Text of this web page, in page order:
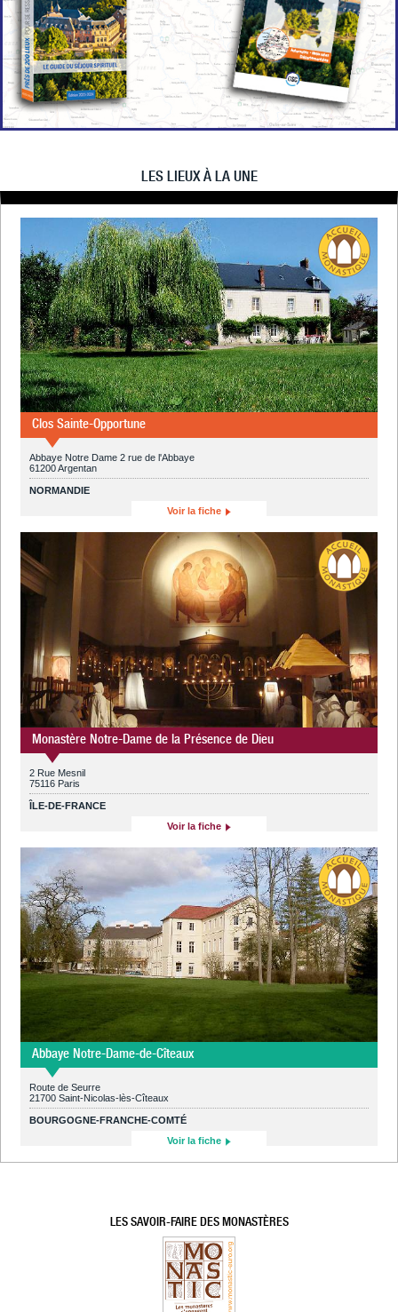
LES LIEUX À LA UNE
Clos Sainte-Opportune
Abbaye Notre Dame 2 rue de l'Abbaye
61200 Argentan
NORMANDIE
Voir la fiche
Monastère Notre-Dame de la Présence de Dieu
2 Rue Mesnil
75116 Paris
ÎLE-DE-FRANCE
Voir la fiche
Abbaye Notre-Dame-de-Cîteaux
Route de Seurre
21700 Saint-Nicolas-lès-Cîteaux
BOURGOGNE-FRANCHE-COMTÉ
Voir la fiche
LES SAVOIR-FAIRE DES MONASTÈRES